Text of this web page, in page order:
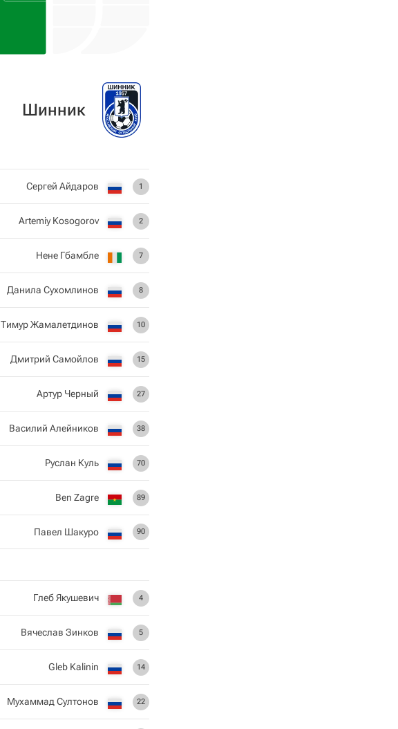
Шинник
1
Сергей Айдаров
2
Artemiy Kosogorov
7
Нене Гбамбле
8
Данила Сухомлинов
10
Тимур Жамалетдинов
15
Дмитрий Самойлов
27
Артур Черный
38
Василий Алейников
70
Руслан Куль
89
Ben Zagre
90
Павел Шакуро
4
Глеб Якушевич
5
Вячеслав Зинков
14
Gleb Kalinin
22
Мухаммад Султонов